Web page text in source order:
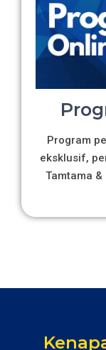
Program
eksklusif,
Tamtama